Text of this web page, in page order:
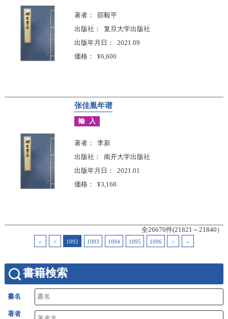
著者
邵毅平
出版社
复旦大学出版社
出版年月日
2021.09
価格
¥6,600
张佳胤年谱
輸入
著者
李新
出版社
南开大学出版社
出版年月日
2021.01
価格
¥3,168
全26670件(21821～21840）
« < 1092 1093 1094 1095 1096 > »
書籍検索
書名
著者